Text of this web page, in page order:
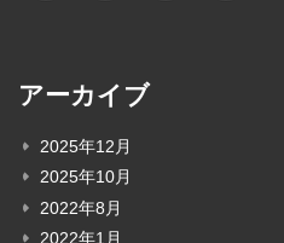
アーカイブ
2025年12月
2025年10月
2022年8月
2022年1月